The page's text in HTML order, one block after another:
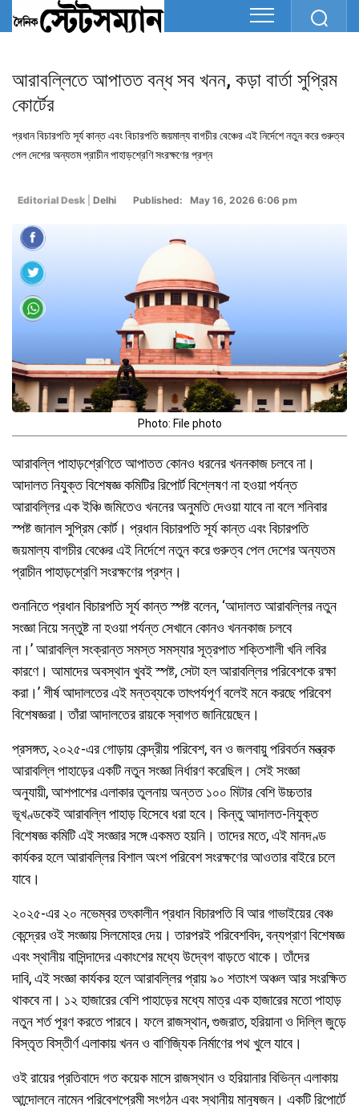
আরাবল্লিতে আপাতত বন্ধ সব খনন, কড়া বার্তা সুপ্রিম
কোর্টের
প্রধান বিচারপতি সূর্য কান্ত এবং বিচারপতি জয়মাল্য বাগচীর বেঞ্চের এই নির্দেশে নতুন করে গুরুত্ব
পেল দেশের অন্যতম প্রাচীন পাহাড়শ্রেণি সংরক্ষণের প্রশ্ন
Editorial Desk Delhi Published: May 16, 2026 6:06 pm
Photo: File photo
আরাবল্লি পাহাড়শ্রেণিতে আপাতত কোনও ধরনের খননকাজ চলবে না।
আদালত নিযুক্ত বিশেষজ্ঞ কমিটির রিপোর্ট বিশ্লেষণ না হওয়া পর্যন্ত
আরাবল্লির এক ইঞ্চি জমিতেও খননের অনুমতি দেওয়া যাবে না বলে শনিবার
স্পষ্ট জানাল সুপ্রিম কোর্ট। প্রধান বিচারপতি সূর্য কান্ত এবং বিচারপতি
জয়মাল্য বাগচীর বেঞ্চের এই নির্দেশে নতুন করে গুরুত্ব পেল দেশের অন্যতম
প্রাচীন পাহাড়শ্রেণি সংরক্ষণের প্রশ্ন।
শুনানিতে প্রধান বিচারপতি সূর্য কান্ত স্পষ্ট বলেন, ‘আদালত আরাবল্লির নতুন
সংজ্ঞা নিয়ে সন্তুষ্ট না হওয়া পর্যন্ত সেখানে কোনও খননকাজ চলবে
না।’ আরাবল্লি সংক্রান্ত সমস্ত সমস্যার সূত্রপাত শক্তিশালী খনি লবির
কারণে। আমাদের অবস্থান খুবই স্পষ্ট, সেটা হল আরাবল্লির পরিবেশকে রক্ষা
করা।’ শীর্ষ আদালতের এই মন্তব্যকে তাৎপর্যপূর্ণ বলেই মনে করছে পরিবেশ
বিশেষজ্ঞরা। তাঁরা আদালতের রায়কে স্বাগত জানিয়েছেন।
প্রসঙ্গত, ২০২৫-এর গোড়ায় কেন্দ্রীয় পরিবেশ, বন ও জলবায়ু পরিবর্তন মন্ত্রক
আরাবল্লি পাহাড়ের একটি নতুন সংজ্ঞা নির্ধারণ করেছিল। সেই সংজ্ঞা
অনুযায়ী, আশপাশের এলাকার তুলনায় অন্তত ১০০ মিটার বেশি উচ্চতার
ভূখণ্ডকেই আরাবল্লি পাহাড় হিসেবে ধরা হবে। কিন্তু আদালত-নিযুক্ত
বিশেষজ্ঞ কমিটি এই সংজ্ঞার সঙ্গে একমত হয়নি। তাদের মতে, এই মানদণ্ড
কার্যকর হলে আরাবল্লির বিশাল অংশ পরিবেশ সংরক্ষণের আওতার বাইরে চলে
যাবে।
২০২৫-এর ২০ নভেম্বর তৎকালীন প্রধান বিচারপতি বি আর গাভাইয়ের বেঞ্চ
কেন্দ্রের ওই সংজ্ঞায় সিলমোহর দেয়। তারপরই পরিবেশবিদ, বন্যপ্রাণ বিশেষজ্ঞ
এবং স্থানীয় বাসিন্দাদের একাংশের মধ্যে উদ্বেগ বাড়তে থাকে। তাঁদের
দাবি, এই সংজ্ঞা কার্যকর হলে আরাবল্লির প্রায় ৯০ শতাংশ অঞ্চল আর সংরক্ষিত
থাকবে না। ১২ হাজারের বেশি পাহাড়ের মধ্যে মাত্র এক হাজারের মতো পাহাড়
নতুন শর্ত পূরণ করতে পারবে। ফলে রাজস্থান, গুজরাত, হরিয়ানা ও দিল্লি জুড়ে
বিস্তৃত বিস্তীর্ণ এলাকায় খনন ও বাণিজ্যিক নির্মাণের পথ খুলে যাবে।
ওই রায়ের প্রতিবাদে গত কয়েক মাসে রাজস্থান ও হরিয়ানার বিভিন্ন এলাকায়
আন্দোলনে নামেন পরিবেশপ্রেমী সংগঠন এবং স্থানীয় মানুষজন। একটি রিপোর্টে